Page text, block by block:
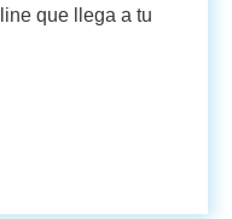
que llega a tu